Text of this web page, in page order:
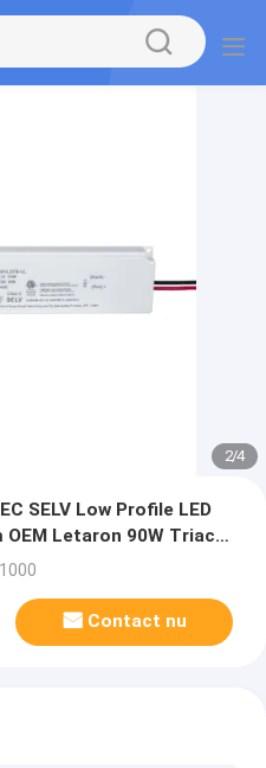
2/4
SELV Low Profile LED
Letaron 90W Triac
tot 24VDC Power
Contact nu